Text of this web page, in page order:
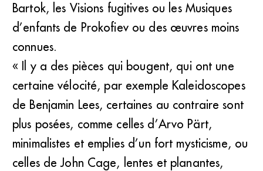
Bartok, les Visions fugitives ou les Musiques
d’enfants de Prokofiev ou des œuvres moins
connues.
« Il y a des pièces qui bougent, qui ont une
certaine vélocité, par exemple Kaleidoscopes
de Benjamin Lees, certaines au contraire sont
plus posées, comme celles d’Arvo Pärt,
minimalistes et emplies d’un fort mysticisme, ou
celles de John Cage, lentes et planantes,